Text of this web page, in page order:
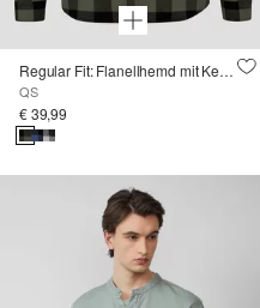
Regular Fit: Flanellhemd mit Kentkragen
QS
€ 39,99